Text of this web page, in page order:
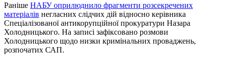
Раніше НАБУ оприлюднило фрагменти розсекречених
матеріалів негласних слідчих дій відносно керівника
Спеціалізованої антикорупційної прокуратури Назара
Холодницького. На записі зафіксовано розмови
Холодницького щодо низки кримінальних проваджень,
розпочатих САП.